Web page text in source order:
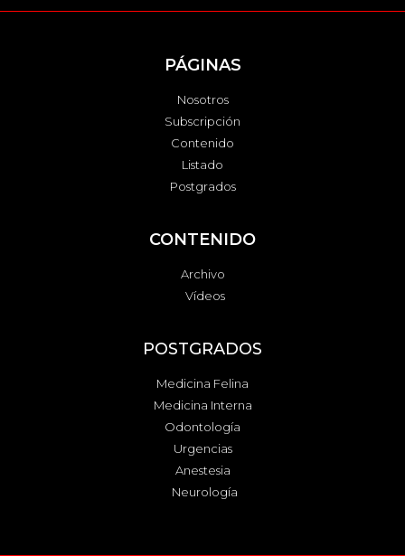
PÁGINAS
Nosotros
Subscripción
Contenido
Listado
Postgrados
CONTENIDO
Archivo
Vídeos
POSTGRADOS
Medicina Felina
Medicina Interna
Odontología
Urgencias
Anestesia
Neurología